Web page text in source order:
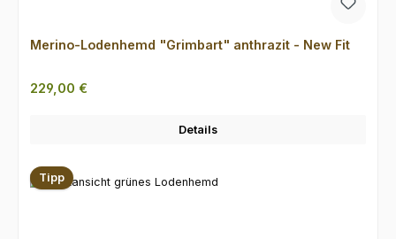
Merino-Lodenhemd "Grimbart" anthrazit - New Fit
Regulärer Preis:
229,00 €
Details
Tipp